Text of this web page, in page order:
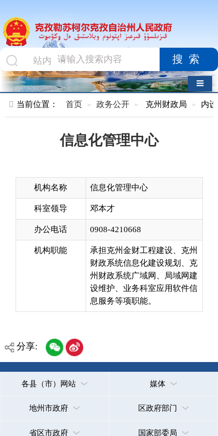
搜索
当前位置： 首页 政务公开 克州财政局 内设机构 正
信息化管理中心
办公电话 0908-4210668
机构职能 承担克州金财工程建设、克州
财政系统信息化建设规划、克
州财政系统广域网、局域网建
设维护、业务科室应用软件信
息服务等项职能。
地州市政府
省区市政府 国家部委局
主办：克孜勒苏柯尔克孜自治州人民政府办公室
承办：克孜勒苏柯尔克孜自治州政务公开信息中心